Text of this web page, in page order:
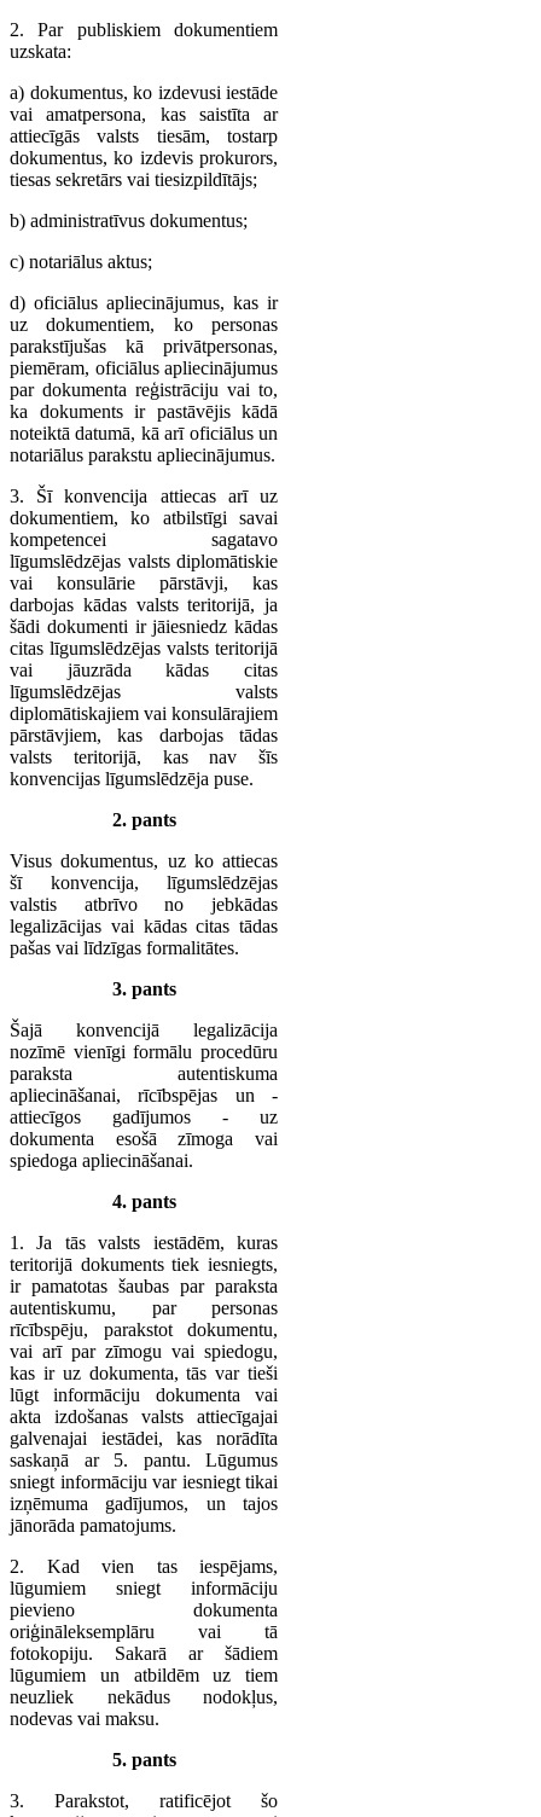
2. Par publiskiem dokumentiem
uzskata:
a) dokumentus, ko izdevusi iestāde
vai amatpersona, kas saistīta ar
attiecīgās valsts tiesām, tostarp
dokumentus, ko izdevis prokurors,
tiesas sekretārs vai tiesizpildītājs;
b) administratīvus dokumentus;
c) notariālus aktus;
d) oficiālus apliecinājumus, kas ir
uz dokumentiem, ko personas
parakstījušas kā privātpersonas,
piemēram, oficiālus apliecinājumus
par dokumenta reģistrāciju vai to,
ka dokuments ir pastāvējis kādā
noteiktā datumā, kā arī oficiālus un
notariālus parakstu apliecinājumus.
3. Šī konvencija attiecas arī uz
dokumentiem, ko atbilstīgi savai
kompetencei sagatavo
līgumslēdzējas valsts diplomātiskie
vai konsulārie pārstāvji, kas
darbojas kādas valsts teritorijā, ja
šādi dokumenti ir jāiesniedz kādas
citas līgumslēdzējas valsts teritorijā
vai jāuzrāda kādas citas
līgumslēdzējas valsts
diplomātiskajiem vai konsulārajiem
pārstāvjiem, kas darbojas tādas
valsts teritorijā, kas nav šīs
konvencijas līgumslēdzēja puse.
2. pants
Visus dokumentus, uz ko attiecas
šī konvencija, līgumslēdzējas
valstis atbrīvo no jebkādas
legalizācijas vai kādas citas tādas
pašas vai līdzīgas formalitātes.
3. pants
Šajā konvencijā legalizācija
nozīmē vienīgi formālu procedūru
paraksta autentiskuma
apliecināšanai, rīcībspējas un -
attiecīgos gadījumos - uz
dokumenta esošā zīmoga vai
spiedoga apliecināšanai.
4. pants
1. Ja tās valsts iestādēm, kuras
teritorijā dokuments tiek iesniegts,
ir pamatotas šaubas par paraksta
autentiskumu, par personas
rīcībspēju, parakstot dokumentu,
vai arī par zīmogu vai spiedogu,
kas ir uz dokumenta, tās var tieši
lūgt informāciju dokumenta vai
akta izdošanas valsts attiecīgajai
galvenajai iestādei, kas norādīta
saskaņā ar 5. pantu. Lūgumus
sniegt informāciju var iesniegt tikai
izņēmuma gadījumos, un tajos
jānorāda pamatojums.
2. Kad vien tas iespējams,
lūgumiem sniegt informāciju
pievieno dokumenta
oriģināleksemplāru vai tā
fotokopiju. Sakarā ar šādiem
lūgumiem un atbildēm uz tiem
neuzliek nekādus nodokļus,
nodevas vai maksu.
5. pants
3. Parakstot, ratificējot šo